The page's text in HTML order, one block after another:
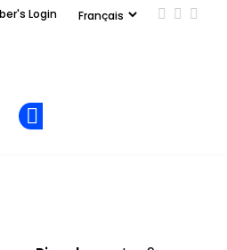
Login Add us
Follow